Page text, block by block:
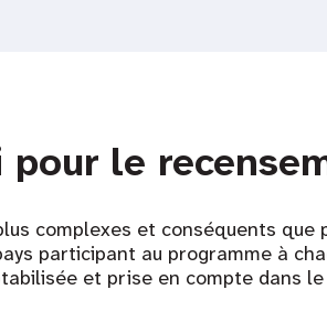
le
complexes et conséquents
participant au programme à
et prise en compte dans